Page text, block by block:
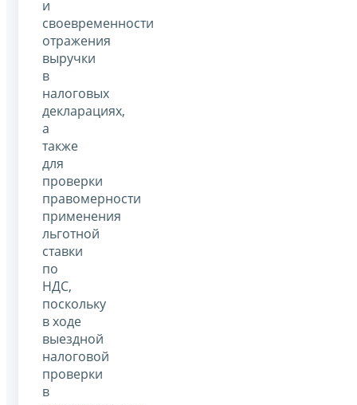
и
своевременности
отражения
выручки
в
налоговых
декларациях,
а
также
для
проверки
правомерности
применения
льготной
ставки
по
НДС,
поскольку
в ходе
выездной
налоговой
проверки
в